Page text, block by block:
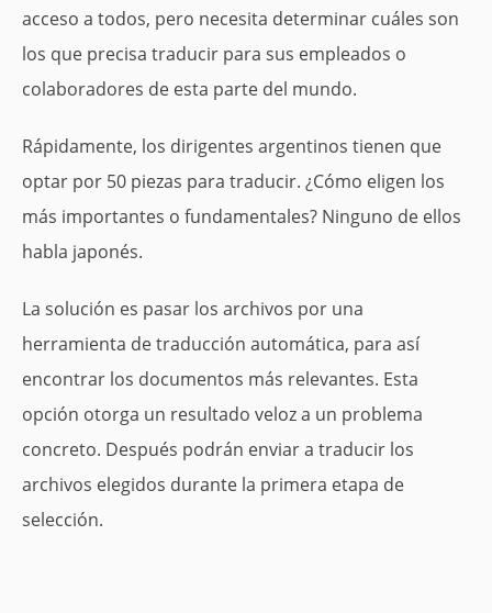
acceso a todos, pero necesita determinar cuáles son
los que precisa traducir para sus empleados o
colaboradores de esta parte del mundo.
Rápidamente, los dirigentes argentinos tienen que
optar por 50 piezas para traducir. ¿Cómo eligen los
más importantes o fundamentales? Ninguno de ellos
habla japonés.
La solución es pasar los archivos por una
herramienta de traducción automática, para así
encontrar los documentos más relevantes. Esta
opción otorga un resultado veloz a un problema
concreto. Después podrán enviar a traducir los
archivos elegidos durante la primera etapa de
selección.